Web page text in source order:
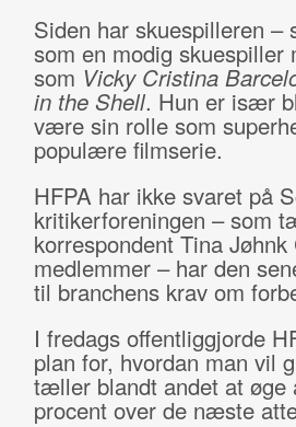
Siden har skuespilleren –
som en modig
som Vicky Cristina
in the Shell. Hun er især
være sin rolle som
populære filmserie.
HFPA har ikke svaret på
kritikerforeningen – som
korrespondent Tina
medlemmer – har den
til branchens krav om
I fredags offentliggjorde
plan for, hvordan man vil
tæller blandt andet at øge
procent over de næste